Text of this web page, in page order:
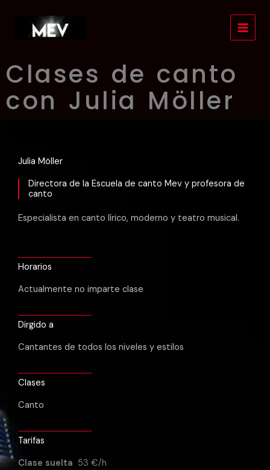
contenido
Clases de canto
con Julia Möller
Julia Möller
Directora de la Escuela de canto Mev y profesora de
canto
Especialista en canto lírico, moderno y teatro musical.
Horarios
Actualmente no imparte clase
Dirgido a
Cantantes de todos los niveles y estilos
Clases
Canto
Tarifas
Clase suelta 53 €/h